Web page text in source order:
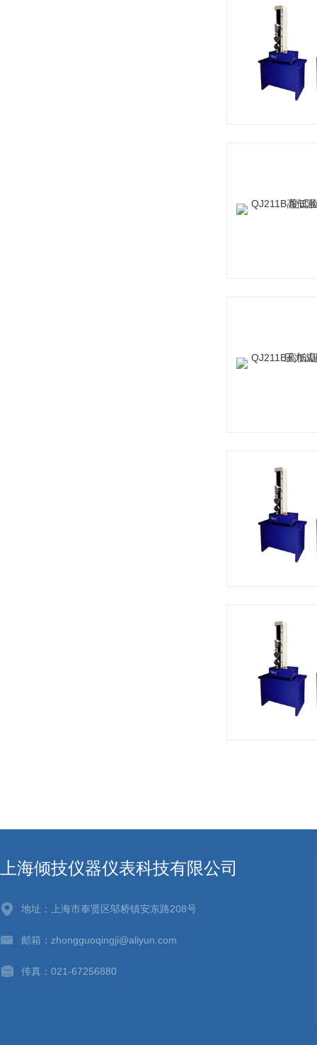
上海倾技仪器仪表科技有限公司
地址：上海市奉贤区邬桥镇安东路208号
邮箱：zhongguoqingji@aliyun.com
传真：021-67256880